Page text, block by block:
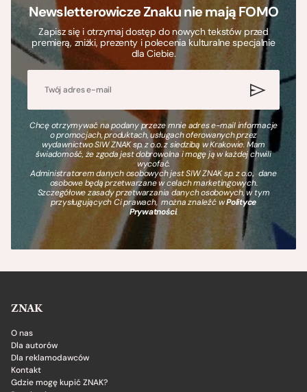
Newsletterowicze Znaku nie mają FOMO
Zapisz się i otrzymaj dostęp do nowych tekstów przed
premierą, zniżki, prezenty i polecenia kulturalne specjalnie
dla Ciebie.
Chcę otrzymywać na podany przeze mnie adres e-mail informacje
o promocjach, produktach, usługach oferowanych przez
wydawnictwo SIW ZNAK sp. z o.o. z siedzibą w Krakowie. Mam
świadomość, że zgoda jest dobrowolna i mogę ją w każdej chwili
wycofać.
Administratorem danych osobowych jest SIW ZNAK sp. z o.o., dane
osobowe będą przetwarzane w celach marketingowych.
Szczegółowe zasady przetwarzania danych osobowych, w tym
przysługujących Ci prawach, można znaleźć wPolityce
Prywatności.
ZNAK
O nas
Dla autorów
Dla reklamodawców
Kontakt
Gdzie mogę kupić ZNAK?